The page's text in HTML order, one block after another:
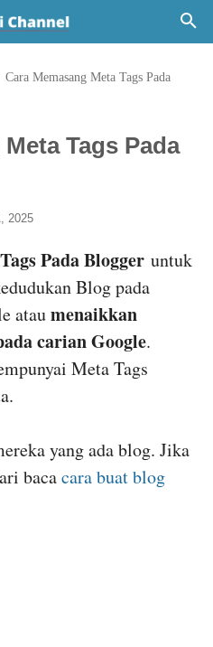
Cara Memasang Meta Tags Pada
Tags Pada
2025
Pada Blogger untuk
Blog pada
ataumenaikkan
carian Google.
Meta Tags
yang ada blog. Jika
bacacara buat blog